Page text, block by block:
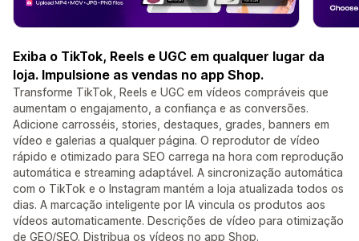
Exiba o TikTok, Reels e UGC em qualquer lugar da
loja. Impulsione as vendas no app Shop.
Transforme TikTok, Reels e UGC em vídeos compráveis que
aumentam o engajamento, a confiança e as conversões.
Adicione carrosséis, stories, destaques, grades, banners em
vídeo e galerias a qualquer página. O reprodutor de vídeo
rápido e otimizado para SEO carrega na hora com reprodução
automática e streaming adaptável. A sincronização automática
com o TikTok e o Instagram mantém a loja atualizada todos os
dias. A marcação inteligente por IA vincula os produtos aos
vídeos automaticamente. Descrições de vídeo para otimização
de GEO/SEO. Distribua os vídeos no app Shop.